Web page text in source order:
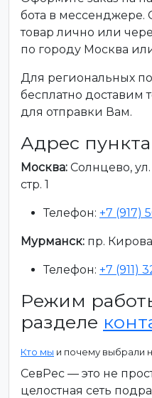
бота в мессенджере.
товар лично или
по городу Москва
Для региональных
бесплатно доставим
для отправки Вам.
Адрес
Москва: Солнцево,
стр. 1
Телефон: +7 (917)
Мурманск: пр.
Телефон: +7 (911)
Режим
разделе
Кто мы и почему выбрали
СевРес — это не
целостная сеть